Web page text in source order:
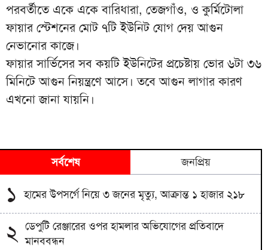
পরবর্তীতে একে একে বারিধারা, তেজগাঁও, ও কুর্মিটোলা
ফায়ার স্টেশনের মোট ৭টি ইউনিট যোগ দেয় আগুন
নেভানোর কাজে।
ফায়ার সার্ভিসের সব কয়টি ইউনিটের প্রচেষ্টায় ভোর ৬টা ৩৬
মিনিটে আগুন নিয়ন্ত্রণে আসে। তবে আগুন লাগার কারণ
এখনো জানা যায়নি।
সর্বশেষ জনপ্রিয়
১ হামের উপসর্গে নিয়ে ৩ জনের মৃত্যু, আক্রান্ত ১ হাজার ২১৮
২
ডেপুটি রেঞ্জারের ওপর হামলার অভিযোগের প্রতিবাদে
মানববন্ধন